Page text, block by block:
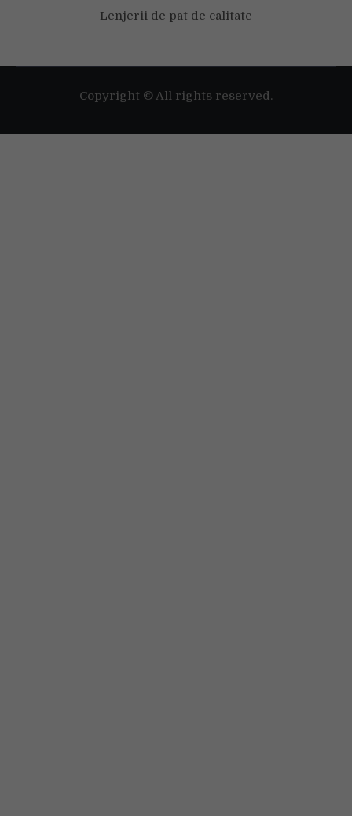
Lenjerii de pat de calitate
Copyright © All rights reserved.
Poți afla mai multe despre cookie-urile pe care le folosim sau să